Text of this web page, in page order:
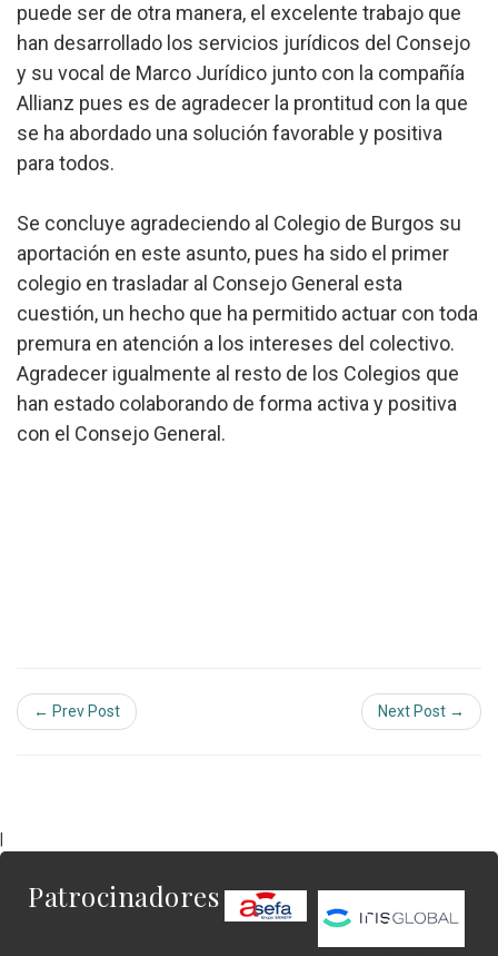
puede ser de otra manera, el excelente trabajo que
han desarrollado los servicios jurídicos del Consejo
y su vocal de Marco Jurídico junto con la compañía
Allianz pues es de agradecer la prontitud con la que
se ha abordado una solución favorable y positiva
para todos.
Se concluye agradeciendo al Colegio de Burgos su
aportación en este asunto, pues ha sido el primer
colegio en trasladar al Consejo General esta
cuestión, un hecho que ha permitido actuar con toda
premura en atención a los intereses del colectivo.
Agradecer igualmente al resto de los Colegios que
han estado colaborando de forma activa y positiva
con el Consejo General.
← Prev Post Next Post →
Patrocinadores